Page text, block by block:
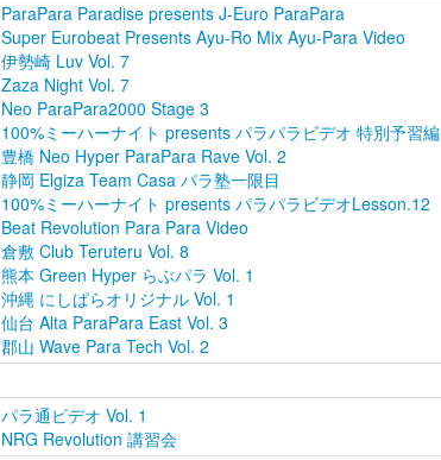
ParaPara Paradise presents J-Euro ParaPara
Super Eurobeat Presents Ayu-Ro Mix Ayu-Para Video
伊勢崎 Luv Vol. 7
Zaza Night Vol. 7
Neo ParaPara2000 Stage 3
100%ミーハーナイト presents パラパラビデオ 特別予習編
豊橋 Neo Hyper ParaPara Rave Vol. 2
静岡 Elgiza Team Casa パラ塾一限目
100%ミーハーナイト presents パラパラビデオLesson.12
Beat Revolution Para Para Video
倉敷 Club Teruteru Vol. 8
熊本 Green Hyper らぶパラ Vol. 1
沖縄 にしぱらオリジナル Vol. 1
仙台 Alta ParaPara East Vol. 3
郡山 Wave Para Tech Vol. 2
パラ通ビデオ Vol. 1
NRG Revolution 講習会